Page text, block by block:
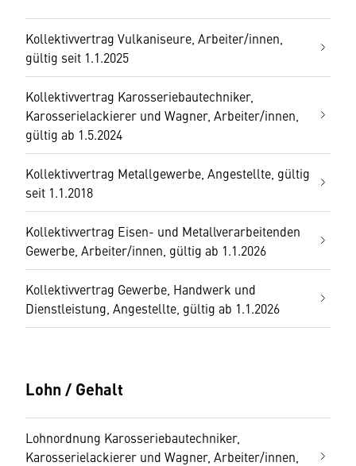
Kollektivvertrag Vulkaniseure, Arbeiter/innen,
gültig seit 1.1.2025
Kollektivvertrag Karosseriebautechniker,
Karosserielackierer und Wagner, Arbeiter/innen,
gültig ab 1.5.2024
Kollektivvertrag Metallgewerbe, Angestellte, gültig
seit 1.1.2018
Kollektivvertrag Eisen- und Metallverarbeitenden
Gewerbe, Arbeiter/innen, gültig ab 1.1.2026
Kollektivvertrag Gewerbe, Handwerk und
Dienstleistung, Angestellte, gültig ab 1.1.2026
Lohn / Gehalt
Lohnordnung Karosseriebautechniker,
Karosserielackierer und Wagner, Arbeiter/innen,